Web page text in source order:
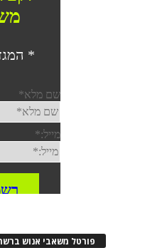
פורטל משאבי אנוש